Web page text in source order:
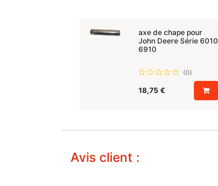
axe de chape pour
John Deere Série 6010
6910
(0)
18,75 €
Avis client :